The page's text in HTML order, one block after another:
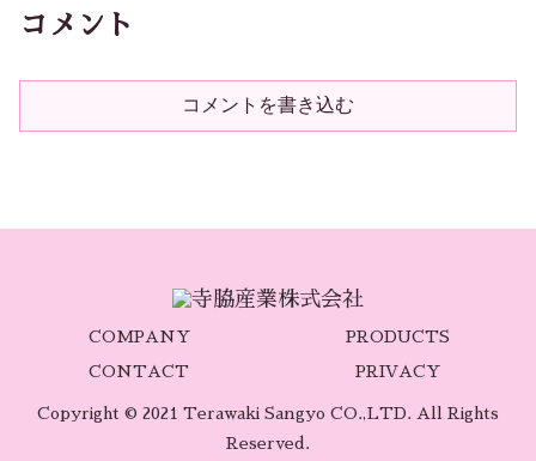
コメント
コメントを書き込む
COMPANY PRODUCTS
CONTACT PRIVACY
Copyright © 2021 Terawaki Sangyo CO.,LTD. All Rights
Reserved.